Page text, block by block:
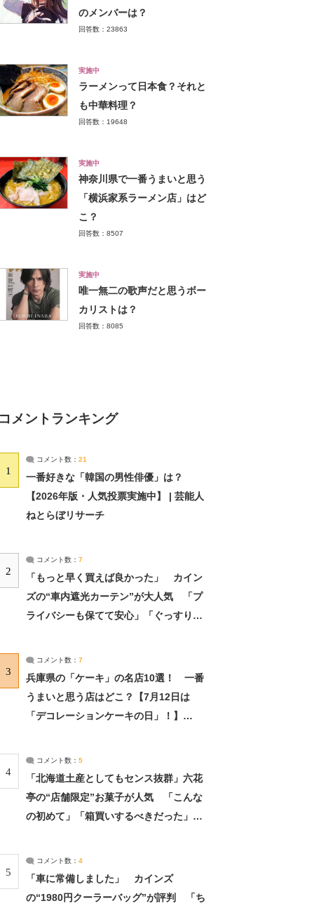
のメンバーは？
回答数：23863
実施中
ラーメンって日本食？それと
も中華料理？
回答数：19648
実施中
神奈川県で一番うまいと思う
「横浜家系ラーメン店」はど
こ？
回答数：8507
実施中
唯一無二の歌声だと思うボー
カリストは？
回答数：8085
メントランキング
1
コメント数： 21
一番好きな「韓国の男性俳優」は？
【2026年版・人気投票実施中】 | 芸能人
ねとらぼリサーチ
2
コメント数： 7
「もっと早く買えば良かった」 カイン
ズの“車内遮光カーテン”が大人気 「プ
ライバシーも保てて安心」「ぐっすり眠
3
コメント数： 7
兵庫県の「ケーキ」の名店10選！ 一番
うまいと思う店はどこ？【7月12日は
「デコレーションケーキの日」！】
4
コメント数： 5
「北海道土産としてもセンス抜群」六花
亭の“店舗限定”お菓子が人気 「こんな
の初めて」「箱買いするべきだった」
5
コメント数： 4
「車に常備しました」 カインズ
の“1980円クーラーバッグ”が評判 「ち